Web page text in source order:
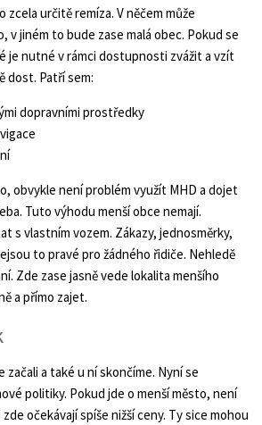
určitě remíza. V něčem může
v jiném to bude zase malá obec. Pokud se
je nutné v rámci dostupnosti zvážit a vzít
dost. Patří sem:
dopravními prostředky
obvykle není problém využít MHD a dojet
Tuto výhodu menší obce nemají.
s vlastním vozem. Zákazy, jednosměrky,
to pravé pro žádného řidiče. Nehledě
Zde zase jasně vede lokalita menšího
a přímo zajet.
začali a také u ní skončíme. Nyní se
politiky. Pokud jde o menší město, není
očekávají spíše nižší ceny. Ty sice mohou